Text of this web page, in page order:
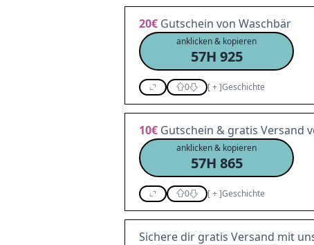
20€ Gutschein von Waschbär
anklicken & kopieren
57H 925
0 [+]Geschichte
10€ Gutschein & gratis Versand
anklicken & kopieren
57H 865
0 [+]Geschichte
Sichere dir gratis Versand mit